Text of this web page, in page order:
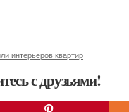
интерьеров квартир
с друзьями!